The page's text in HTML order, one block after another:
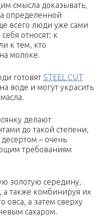
смысла доказывать,
определенной
всего люди уже сами
относят: к
к тем, кто
молоке.
готовят STEEL CUT
воде и могут украсить
делают
до такой степени,
– очень
требованиям
золотую середину,
а также комбинируя их
овса, а затем сверху
сахаром.